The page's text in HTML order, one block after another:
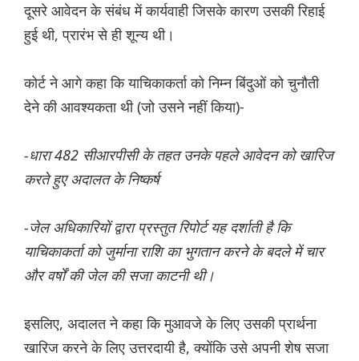
दूसरे आवेदन के संबंध में कार्यवाही जिसके कारण उसकी रिहाई
हुई थी, प्रारंभ से ही शून्य थी।
कोर्ट ने आगे कहा कि याचिकाकर्ता को निम्न बिंदुओं को चुनौती
देने की आवश्यकता थी (जो उसने नहीं किया)-
-धारा 482 सीआरपीसी के तहत उनके पहले आवेदन को खारिज
करते हुए अदालत के निष्कर्ष
-जेल अधिकारियों द्वारा प्रस्तुत रिपोर्ट यह दर्शाती है कि
याचिकाकर्ता को जुर्माना राशि का भुगतान करने के बदले में चार
और वर्षों की जेल की सजा काटनी थी।
इसलिए, अदालत ने कहा कि मुआवजे के लिए उसकी प्रार्थना
खारिज करने के लिए उत्तरदायी है, क्योंकि उसे अपनी शेष सजा